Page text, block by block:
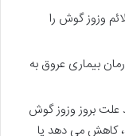
وزوز گوش را
بیماری عروق به
علت بروز وزوز گوش
کاهش می دهد یا